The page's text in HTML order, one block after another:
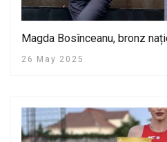
Magda Bosînceanu, bronz
26 May 2025